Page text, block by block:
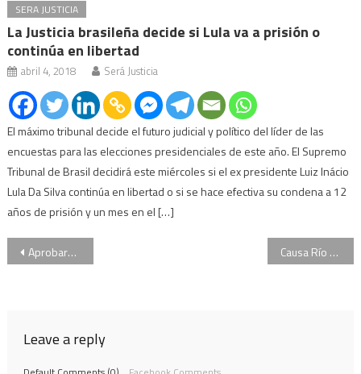
SERA JUSTICIA
La Justicia brasileña decide si Lula va a prisión o
continúa en libertad
abril 4, 2018 Será Justicia
El máximo tribunal decide el futuro judicial y político del líder de las
encuestas para las elecciones presidenciales de este año. El Supremo
Tribunal de Brasil decidirá este miércoles si el ex presidente Luiz Inácio
Lula Da Silva continúa en libertad o si se hace efectiva su condena a 12
años de prisión y un mes en el […]
Navegación
Aprobaron el salvataje de la empresa Oil Combustibles Causa Río Turbio: ordenaron la detención de Roberto Baratta pero aún no se hará efectiva
Leave a reply